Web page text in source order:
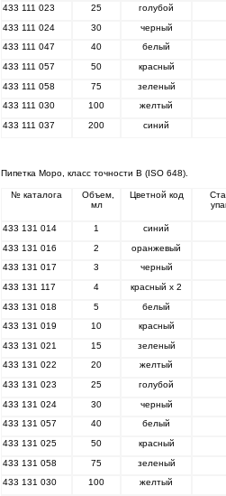
433 111 023
25
голубой
433 111 024
30
черный
433 111 047
40
белый
433 111 057
50
красный
433 111 058
75
зеленый
433 111 030
100
желтый
433 111 037
200 синий
Пипетка Моро, класс точности В (ISO 648).
№ каталога
Объем,
мл
Цветной код
433 131 014 1
синий
433 131 016
2
оранжевый
433 131 017
3
черный
433 131 117
4
красный х 2
433 131 018
5
белый
433 131 019
10
красный
433 131 021
15
зеленый
433 131 022
20
желтый
433 131 023
25
голубой
433 131 024
30
черный
433 131 057
40
белый
433 131 025
50
красный
433 131 058
75
зеленый
433 131 030
100
желтый